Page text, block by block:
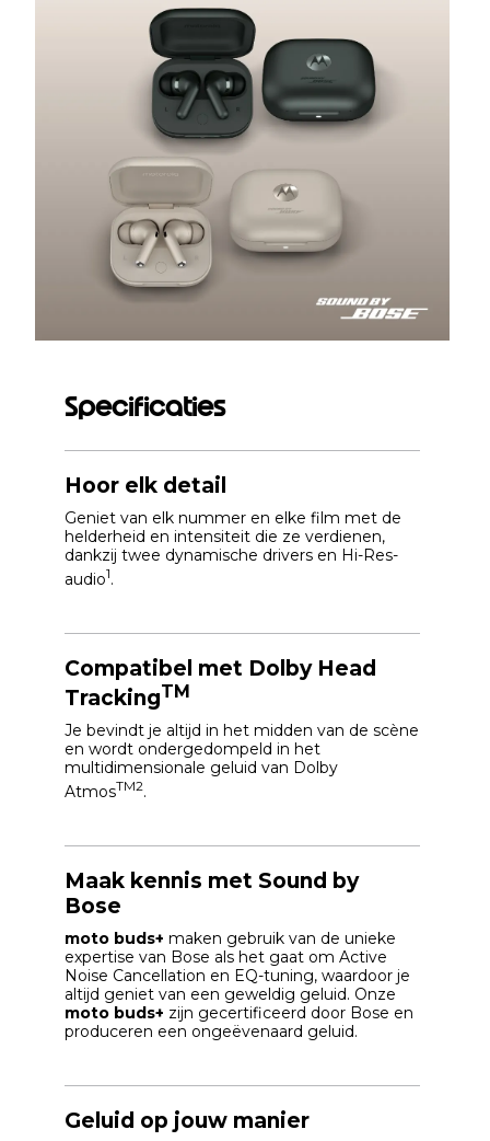
Specificaties
Hoor elk detail
Geniet van elk nummer en elke film met de
helderheid en intensiteit die ze verdienen,
dankzij twee dynamische drivers en Hi-Res-
audio1.
Compatibel met Dolby Head
TrackingTM
Je bevindt je altijd in het midden van de scène
en wordt ondergedompeld in het
multidimensionale geluid van Dolby
AtmosTM2.
Maak kennis met Sound by
Bose
moto buds+ maken gebruik van de unieke
expertise van Bose als het gaat om Active
Noise Cancellation en EQ-tuning, waardoor je
altijd geniet van een geweldig geluid. Onze
moto buds+ zijn gecertificeerd door Bose en
produceren een ongeëvenaard geluid.
Geluid op jouw manier